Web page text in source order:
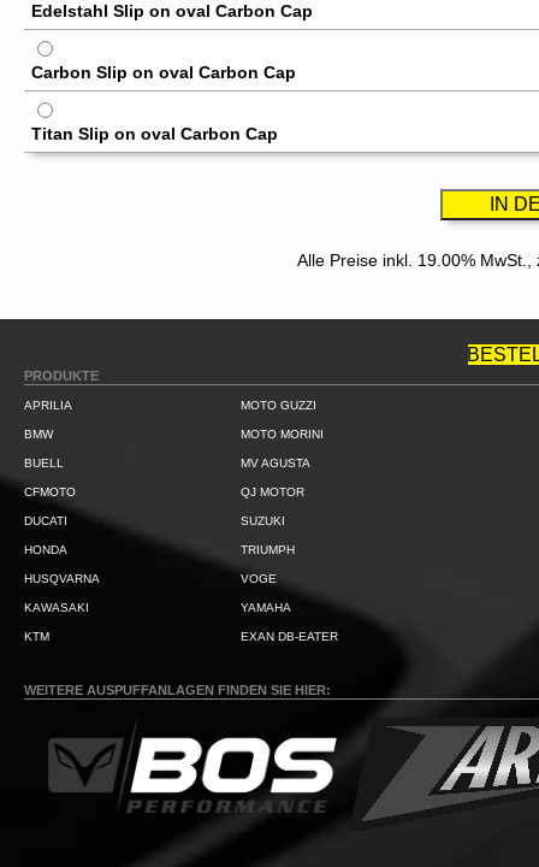
Edelstahl Slip on oval Carbon Cap
Carbon Slip on oval Carbon Cap
Titan Slip on oval Carbon Cap
Alle Preise inkl. 19.00% MwSt.,
PRODUKTE
APRILIA
BMW
BUELL
CFMOTO
DUCATI
HONDA
HUSQVARNA
KAWASAKI
KTM
MOTO GUZZI
MOTO MORINI
MV AGUSTA
QJ MOTOR
SUZUKI
TRIUMPH
VOGE
YAMAHA
EXAN DB-EATER
WEITERE AUSPUFFANLAGEN FINDEN SIE HIER: